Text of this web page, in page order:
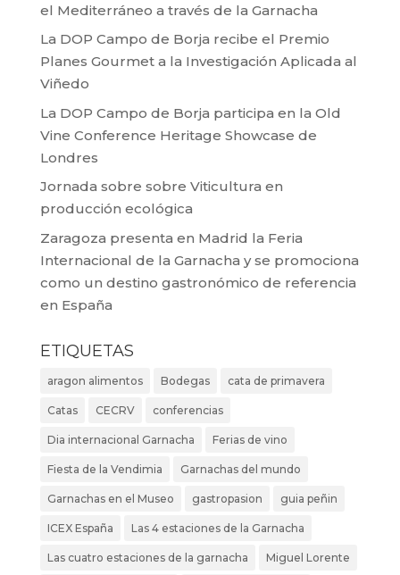
el Mediterráneo a través de la Garnacha
La DOP Campo de Borja recibe el Premio
Planes Gourmet a la Investigación Aplicada al
Viñedo
La DOP Campo de Borja participa en la Old
Vine Conference Heritage Showcase de
Londres
Jornada sobre sobre Viticultura en
producción ecológica
Zaragoza presenta en Madrid la Feria
Internacional de la Garnacha y se promociona
como un destino gastronómico de referencia
en España
ETIQUETAS
aragon alimentos Bodegas cata de primavera
Catas CECRV conferencias
Dia internacional Garnacha Ferias de vino
Fiesta de la Vendimia Garnachas del mundo
Garnachas en el Museo gastropasion guia peñin
ICEX España Las 4 estaciones de la Garnacha
Las cuatro estaciones de la garnacha Miguel Lorente